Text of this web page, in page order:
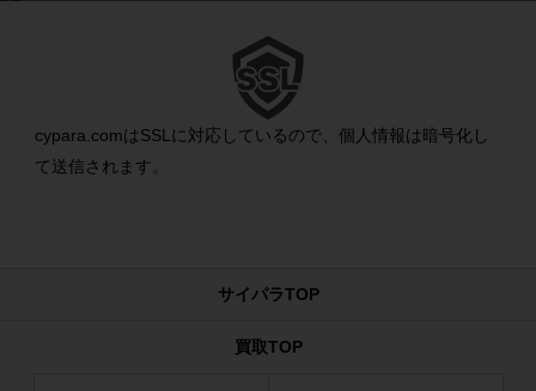
cypara.comはSSLに対応しているので、個人情報は暗号化し
て送信されます。
サイパラTOP
買取TOP